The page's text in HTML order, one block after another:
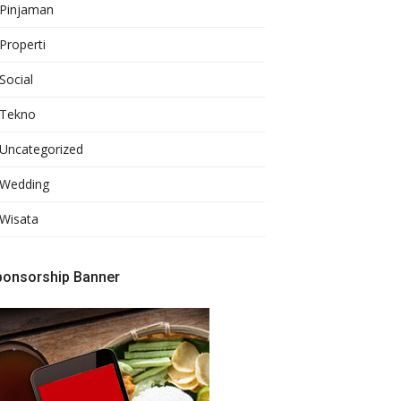
Pinjaman
Properti
Social
Tekno
Uncategorized
Wedding
Wisata
Banner